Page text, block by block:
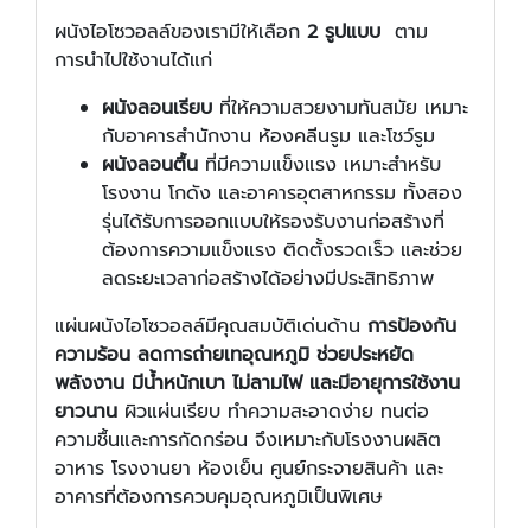
ผนังไอโซวอลล์ของเรามีให้เลือก 2 รูปแบบ ตาม
การนำไปใช้งานได้แก่
ผนังลอนเรียบ ที่ให้ความสวยงามทันสมัย เหมาะ
กับอาคารสำนักงาน ห้องคลีนรูม และโชว์รูม
ผนังลอนตื้น ที่มีความแข็งแรง เหมาะสำหรับ
โรงงาน โกดัง และอาคารอุตสาหกรรม ทั้งสอง
รุ่นได้รับการออกแบบให้รองรับงานก่อสร้างที่
ต้องการความแข็งแรง ติดตั้งรวดเร็ว และช่วย
ลดระยะเวลาก่อสร้างได้อย่างมีประสิทธิภาพ
แผ่นผนังไอโซวอลล์มีคุณสมบัติเด่นด้าน การป้องกัน
ความร้อน ลดการถ่ายเทอุณหภูมิ ช่วยประหยัด
พลังงาน มีน้ำหนักเบา ไม่ลามไฟ และมีอายุการใช้งาน
ยาวนาน ผิวแผ่นเรียบ ทำความสะอาดง่าย ทนต่อ
ความชื้นและการกัดกร่อน จึงเหมาะกับโรงงานผลิต
อาหาร โรงงานยา ห้องเย็น ศูนย์กระจายสินค้า และ
อาคารที่ต้องการควบคุมอุณหภูมิเป็นพิเศษ